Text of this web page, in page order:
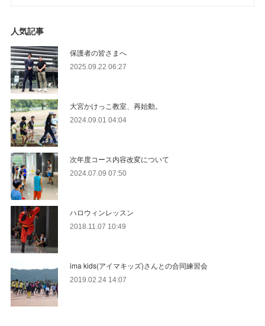
人気記事
保護者の皆さまへ
2025.09.22 06:27
大宮かけっこ教室、再始動。
2024.09.01 04:04
次年度コース内容改変について
2024.07.09 07:50
ハロウィンレッスン
2018.11.07 10:49
ima kids(アイマキッズ)さんとの合同練習会
2019.02.24 14:07